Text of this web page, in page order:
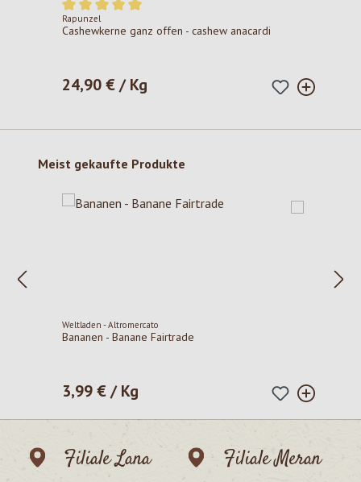
Durchschnittliche Bewertung von 5 von 5 Sternen
Rapunzel
Cashewkerne ganz offen - cashew anacardi
Regulärer Preis:
24,90 € / Kg
Produktgalerie überspringen
Meist gekaufte Produkte
Weltladen - Altromercato
Bananen - Banane Fairtrade
Regulärer Preis:
3,99 € / Kg
Filiale Lana
Filiale Meran